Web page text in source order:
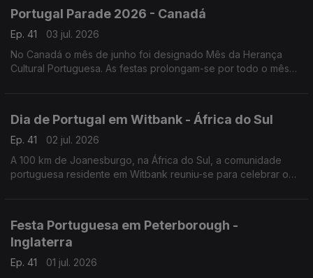
Portugal Parade 2026 - Canadá
Ep. 41
03 jul. 2026
No Canadá o mês de junho foi designado Mês da Herança
Cultural Portuguesa. As festas prolongam-se por todo o mês
Dia de Portugal em Witbank - África do Sul
Ep. 41
02 jul. 2026
A 100 km de Joanesburgo, na África do Sul, a comunidade
portuguesa residente em Witbank reuniu-se para celebrar o
Festa Portuguesa em Peterborough -
Inglaterra
Ep. 41
01 jul. 2026